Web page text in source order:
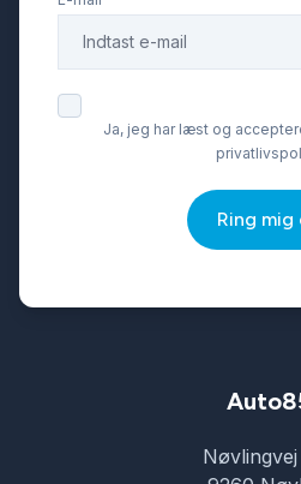
Ja, jeg har læst og
Ring mig
Nøvlingvej